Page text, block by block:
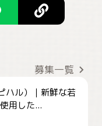
募集一覧
ハル）｜新鮮な若
用した...